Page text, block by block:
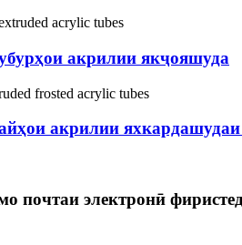
акрилии якҷояшуда
акрилии яхкардашудаи
почтаи электронӣ